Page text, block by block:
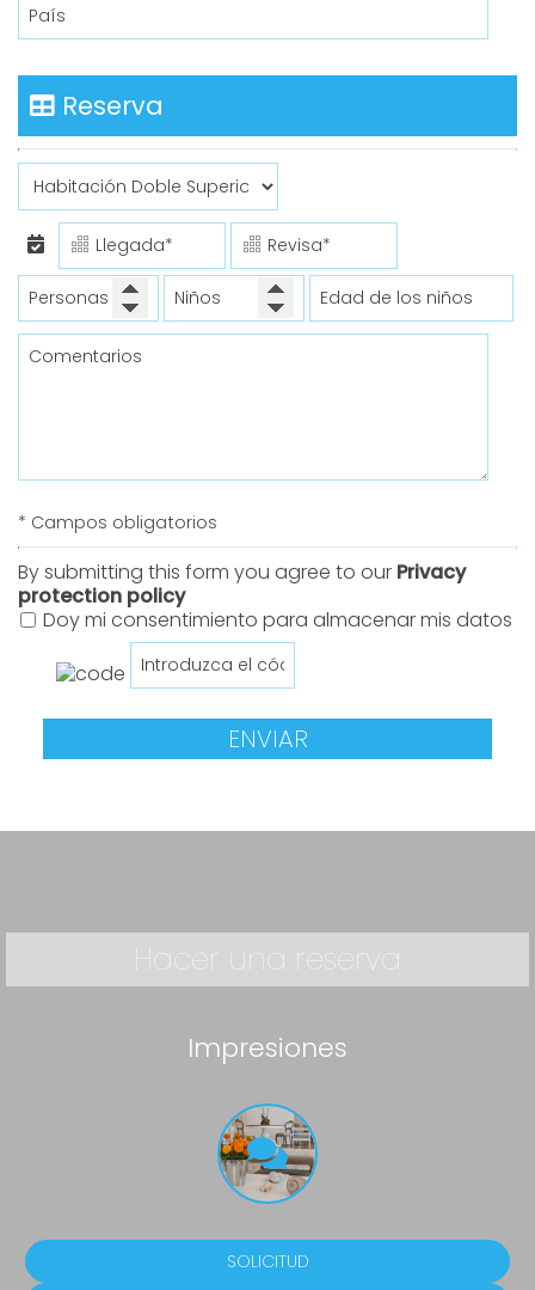
Reserva
* Campos obligatorios
By submitting this form you agree to our Privacy
protection policy
Doy mi consentimiento para almacenar mis datos
ENVIAR
Hacer una reserva
Impresiones
SOLICITUD